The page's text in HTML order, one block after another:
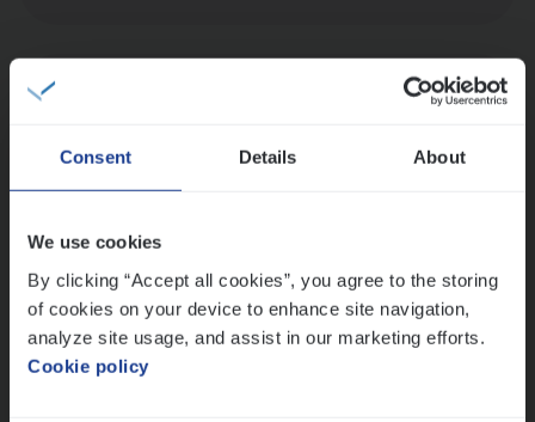
Consent Details About
We use cookies
By clicking “Accept all cookies”, you agree to the storing
of cookies on your device to enhance site navigation,
analyze site usage, and assist in our marketing efforts.
Cookie policy
Dos­sier­be­heer­der Onder­ne­min­gen Van­b­
Insurance Operations
Dos­sier­be­heer­der Gewaar­borgd Inkomen
Insurance Operations